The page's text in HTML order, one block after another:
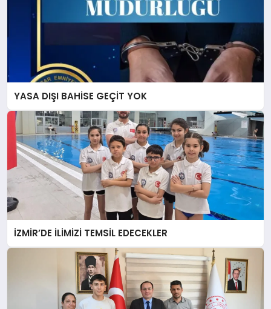
YASA DIŞI BAHİSE GEÇİT YOK
İZMİR’DE İLİMİZİ TEMSİL EDECEKLER